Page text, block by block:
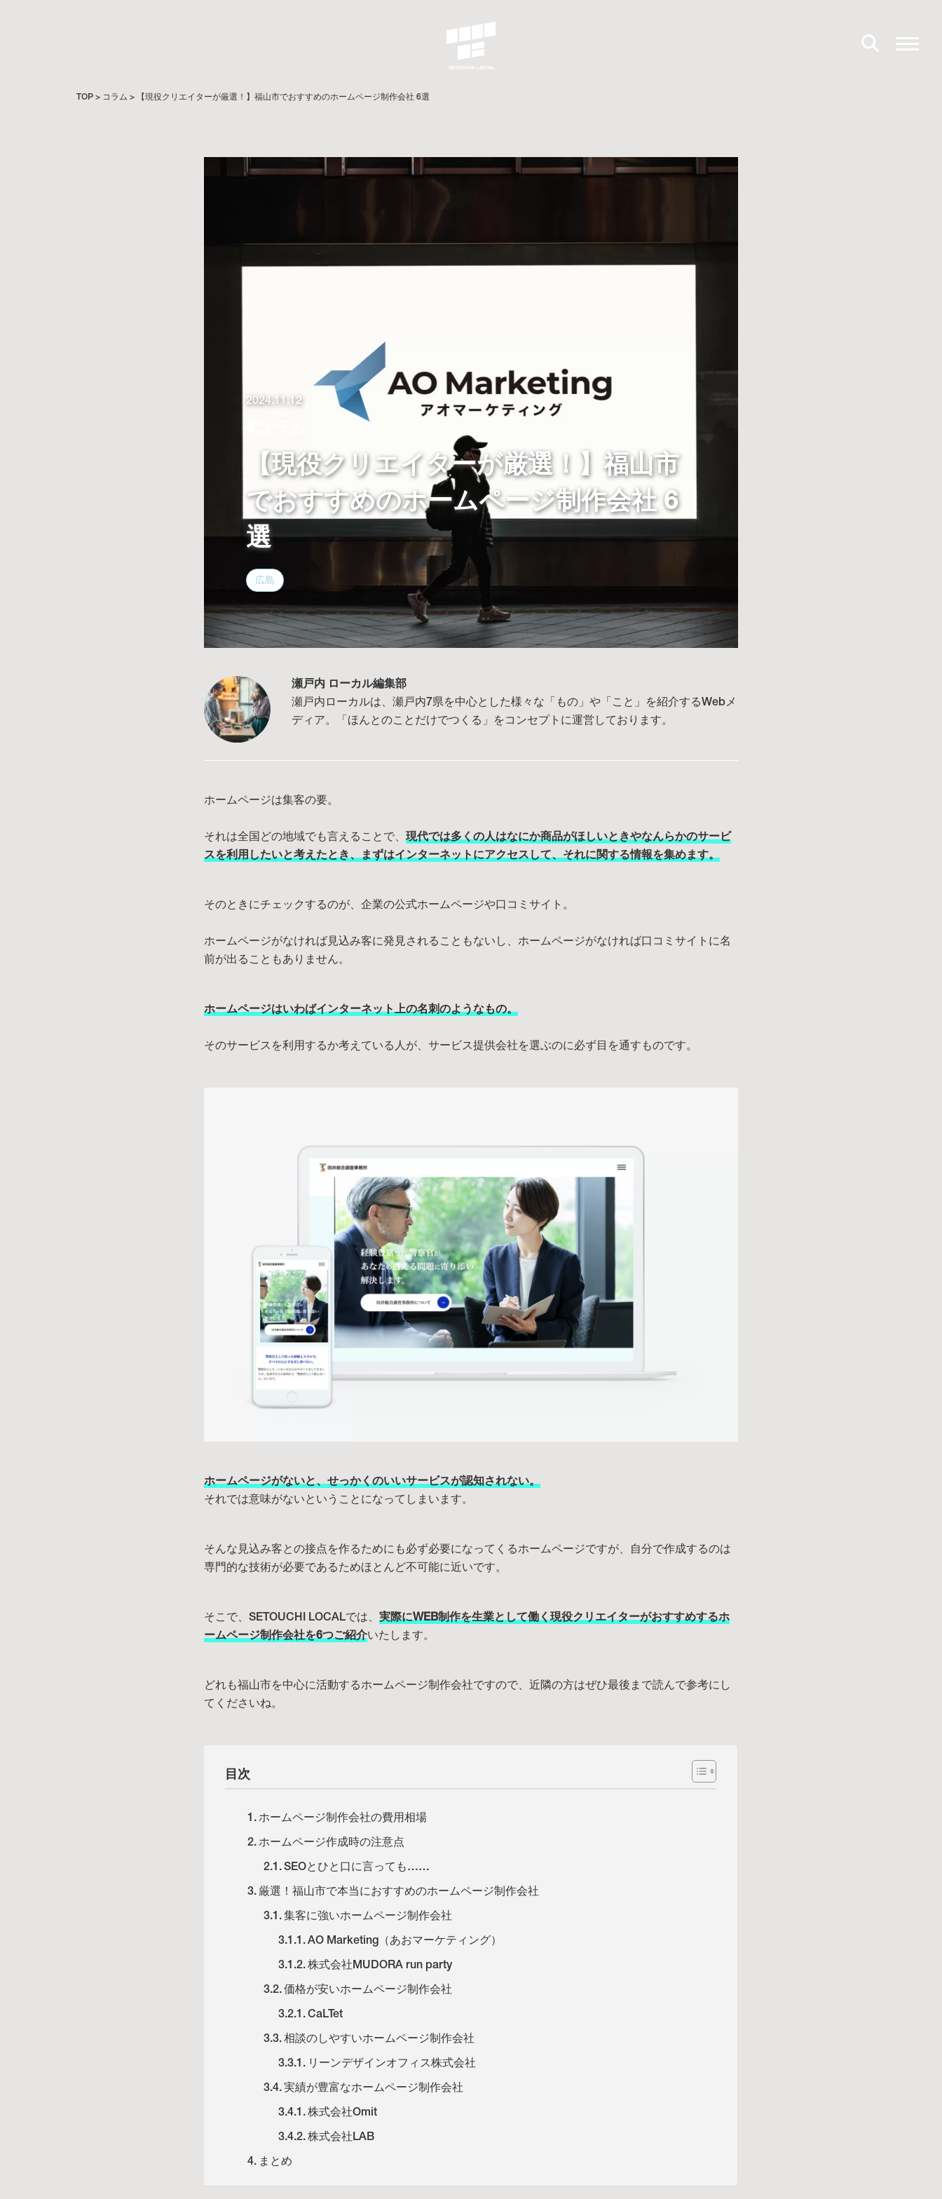
TOP > コラム > 【現役クリエイターが厳選！】福山市でおすすめのホームページ制作会社 6選
2024.11.12
【現役クリエイターが厳選！】福山市
でおすすめのホームページ制作会社 6
選
広島
瀬戸内 ローカル編集部
瀬戸内ローカルは、瀬戸内7県を中心とした様々な「もの」や「こと」を紹介するWebメ
ディア。「ほんとのことだけでつくる」をコンセプトに運営しております。
ホームページは集客の要。
それは全国どの地域でも言えることで、現代では多くの人はなにか商品がほしいときやなんらかのサービ
スを利用したいと考えたとき、まずはインターネットにアクセスして、それに関する情報を集めます。
そのときにチェックするのが、企業の公式ホームページや口コミサイト。
ホームページがなければ見込み客に発見されることもないし、ホームページがなければ口コミサイトに名
前が出ることもありません。
ホームページはいわばインターネット上の名刺のようなもの。
そのサービスを利用するか考えている人が、サービス提供会社を選ぶのに必ず目を通すものです。
ホームページがないと、せっかくのいいサービスが認知されない。
それでは意味がないということになってしまいます。
そんな見込み客との接点を作るためにも必ず必要になってくるホームページですが、自分で作成するのは
専門的な技術が必要であるためほとんど不可能に近いです。
そこで、SETOUCHI LOCALでは、実際にWEB制作を生業として働く現役クリエイターがおすすめするホ
ームページ制作会社を6つご紹介いたします。
どれも福山市を中心に活動するホームページ制作会社ですので、近隣の方はぜひ最後まで読んで参考にし
てくださいね。
目次
ホームページ制作会社の費用相場
ホームページ作成時の注意点
SEOとひと口に言っても……
厳選！福山市で本当におすすめのホームページ制作会社
集客に強いホームページ制作会社
AO Marketing（あおマーケティング）
株式会社MUDORA run party
価格が安いホームページ制作会社
CaLTet
相談のしやすいホームページ制作会社
リーンデザインオフィス株式会社
実績が豊富なホームページ制作会社
株式会社Omit
株式会社LAB
まとめ